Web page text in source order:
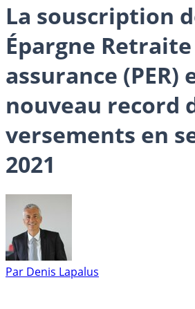
La souscription
Épargne Retraite
assurance (PER)
nouveau record
versements en
2021
Par Denis Lapalus